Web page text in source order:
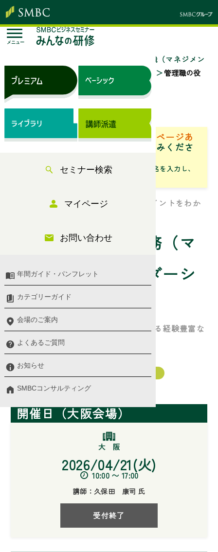
メニュー
セミナー検索
マイページ
お問い合わせ
年間ガイド・パンフレット
カテゴリーガイド
会場のご案内
よくあるご質問
お知らせ
SMBCコンサルティング
「管理職（マネジメン
ト・リーダーシップ）」のセミナー一覧
管理職の役
割と実務（マネジメント・リーダーシップ）
来場セミナー
ベーシック（サブスク）専用ページあ
「専用ページ」からお申込みくださ
「フリーワード」にセミナータイトル名を入力し、
管理職として知っておくべき6つのポイントをわか
管理職の役割と実務（マ
ネジメント・リーダーシ
ップ）
マネジメント研修で圧倒的な実績を誇る経験豊富な
講師が徹底指導
マネジメント・リーダーシップ
開催日（大阪会場）
2026/04/21(火)
10:00 〜 17:00
講師：久保田 康司 氏
受付終了